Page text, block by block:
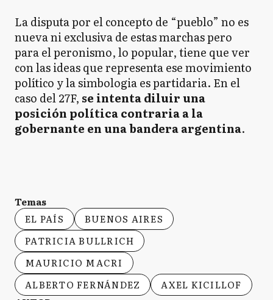
para el peronismo, lo popular, tiene que ver
con las ideas que representa ese movimiento
político y la simbologia es partidaria. En el
caso del 27F,se intenta diluir una
posición política contraria a la
gobernante en una bandera argentina.